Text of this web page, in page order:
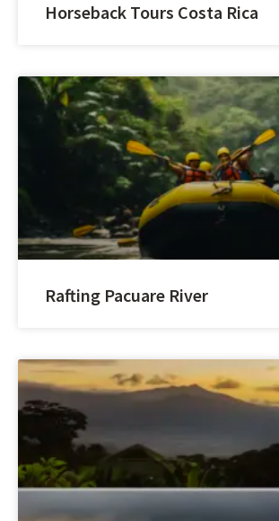
Horseback Tours Costa Rica
Rafting Pacuare River